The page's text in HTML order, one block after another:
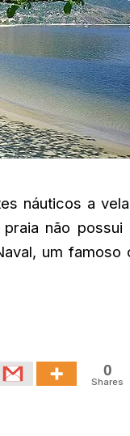
náuticos a
não possui
um
0
Shares